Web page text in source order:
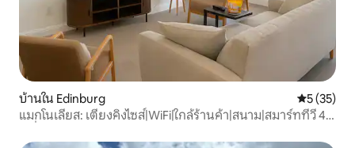
บ้านใน Edinburg คะแนนเฉลี่
5 (35)
แมกโนเลียส: เตียงคิงไซส์|WiFi|ใกล้ร้านค้า|สนาม|สมาร์ททีวี 4